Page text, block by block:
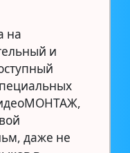
на
и
даже не